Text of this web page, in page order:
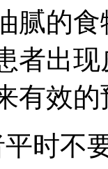
腻的
者出
有效
时不